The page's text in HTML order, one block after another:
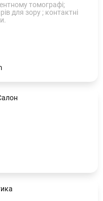
томографі;
; контактні